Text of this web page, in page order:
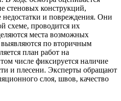
стеновых конструкций,
и повреждения. Они
схеме, проводится их
места возможных
по вторичным
план работ на
числе фиксируется наличие
и плесени. Эксперты обращают
слоя, швов, качество